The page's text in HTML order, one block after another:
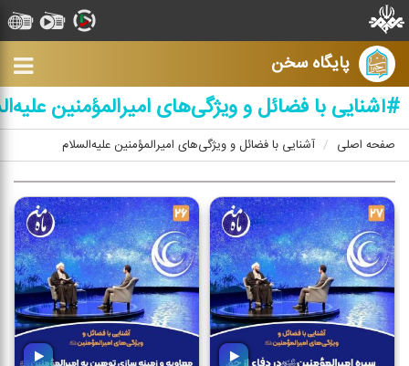
پایگاه سخن
#آشنایی با فضائل و ویژگی‌های امیرالمؤمنین
صفحه اصلی آشنایی با فضائل و ویژگی‌های امیرالمؤمنین علیه‌السلام